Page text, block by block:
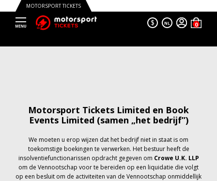
MOTORSPORT TICKETS
$ NL
Motorsport Tickets Limited en Book
Events Limited (samen „het bedrijf”)
We moeten u erop wijzen dat het bedrijf niet in staat is om
toekomstige boekingen te verwerken. Het bestuur heeft de
insolventiefunctionarissen opdracht gegeven om Crowe U.K. LLP
om de Vennootschap voor te bereiden op een liquidatie die volgt
op een besluit om de activiteiten van de Vennootschap onmiddellijk